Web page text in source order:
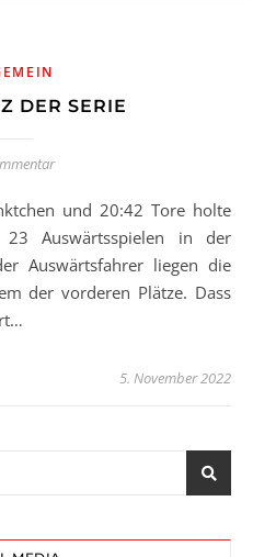
DER SERIE
Auswärtsspielen in der
Auswärtsfahrer liegen die
der vorderen Plätze. Dass
5. November 2022